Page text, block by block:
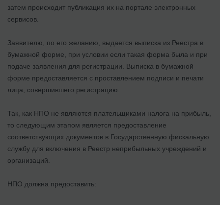
затем происходит публикация их на портале электронных
сервисов.
Заявителю, по его желанию, выдается выписка из Реестра в
бумажной форме, при условии если такая форма была и при
подаче заявления для регистрации. Выписка в бумажной
форме предоставляется с проставлением подписи и печати
лица, совершившего регистрацию.
Так, как НПО не являются плательщиками налога на прибыль,
то следующим этапом является предоставление
соответствующих документов в Государственную фискальную
службу для включения в Реестр неприбыльных учреждений и
организаций.
НПО должна предоставить: